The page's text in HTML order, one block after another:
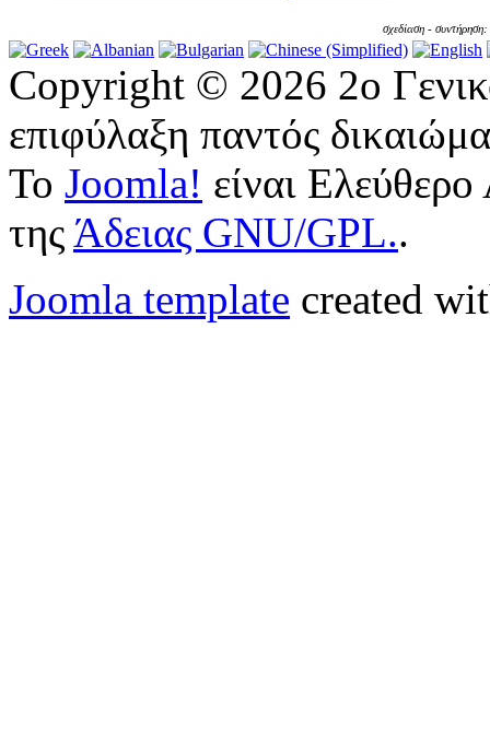
σχεδίαση -
Copyright © 2026 2ο
επιφύλαξη παντός
Το Joomla! είναι Ελεύθερο
της Άδειας GNU/GPL..
Joomla template created